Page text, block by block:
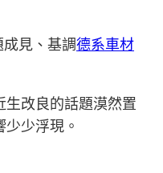
見、基調德系車材
生改良的話題漠然置
少浮現。